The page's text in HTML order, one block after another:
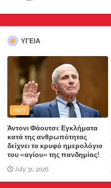
ΥΓΕΙΑ
ANTI
Άντονι Φάουτσι: Εγκλήματα
κατά της ανθρωπότητας
δείχνει το κρυφό ημερολόγιο
του «αγίου» της πανδημίας!
July 31, 2026